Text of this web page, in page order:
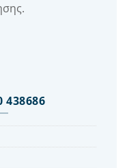
438686